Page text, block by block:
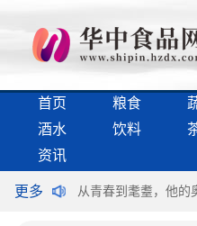
首页 粮食
酒水
饮料
资讯
更多
谋新突破 从青春到耄耋，他的